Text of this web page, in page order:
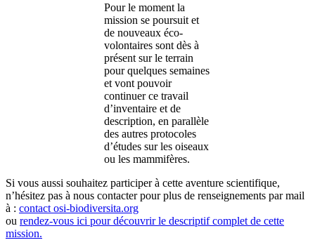
Pour le moment la
mission se poursuit et
de nouveaux éco-
volontaires sont dès à
présent sur le terrain
pour quelques semaines
et vont pouvoir
continuer ce travail
d’inventaire et de
description, en parallèle
des autres protocoles
d’études sur les oiseaux
ou les mammifères.
Si vous aussi souhaitez participer à cette aventure scientifique,
n’hésitez pas à nous contacter pour plus de renseignements par mail
à : contact osi-biodiversita.org
ou rendez-vous ici pour découvrir le descriptif complet de cette
mission.